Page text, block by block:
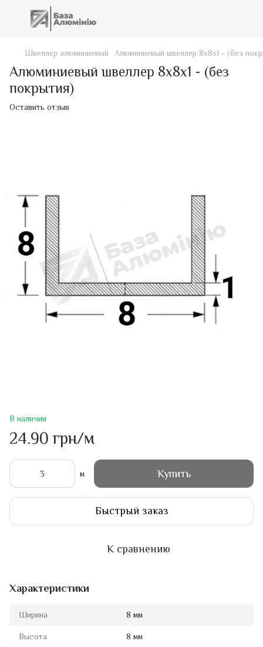
Швеллер алюминиевый Алюминиевый швеллер 8х8х1 - (без
Алюминиевый швеллер 8х8х1 - (без
покрытия)
Оставить отзыв
В наличии
24.90 грн/м
м Купить
Быстрый заказ
К сравнению
Характеристики
Ширина 8 мм
Высота 8 мм